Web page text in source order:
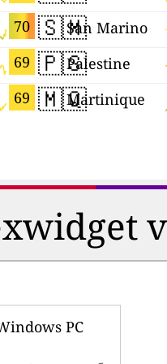
70
69
69
🇸🇲San Marino
🇵🇸Palestine
🇲🇶Martinique
PC